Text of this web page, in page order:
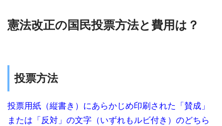
憲法改正の国民投票方法と費用は？
投票方法
投票用紙（縦書き）にあらかじめ印刷された「賛成」
または「反対」の文字（いずれもルビ付き）のどちら